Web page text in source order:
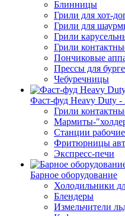
Блинницы
Грили для хот-
Грили для
Грили
Грили
Пончиковые
Прессы для
Чебуречницы
Фаст-фуд Heavy Duty
Грили
Мармиты-
Станции рабочие
Фритюрницы
Экспресс-печи
Барное оборудование
Холодильники
Блендеры
Измельчители